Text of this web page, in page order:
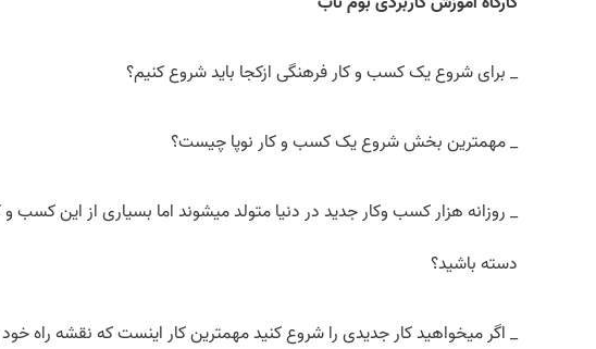
_ برای شروع یک کسب و کار فرهنگی ازکجا باید شروع کنیم؟
_ مهم­ترین بخش شروع یک کسب و کار نوپا چیست؟
_ روزانه هزار کسب وکار جدید در دنیا متولد می­شوند اما بسیاری از این
دسته باشید؟
_ اگر می­خواهید کار جدیدی را شروع کنید مهم­ترین کار اینست که نقشه راه خود